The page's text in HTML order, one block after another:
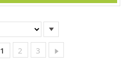
absteigender
Sie lesen gerade Seite
1 Seite
2 Seite
3